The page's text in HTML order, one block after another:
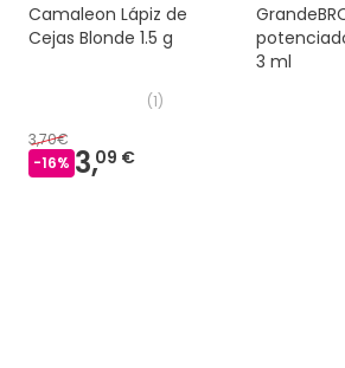
Camaleon Lápiz de
Cejas Blonde 1.5 g
(1)
3,70€
-16% 3,09 €
3 ml